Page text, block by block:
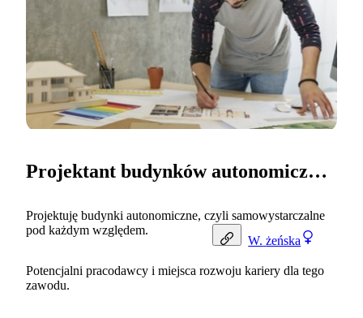
W. żeńska
Projektant budynków autonomicznych
Projektuję budynki autonomiczne, czyli samowystarczalne
pod każdym względem.
Potencjalni pracodawcy i miejsca rozwoju kariery dla tego
zawodu.